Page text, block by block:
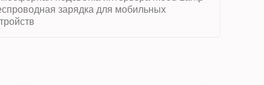
зарядка для мобильных